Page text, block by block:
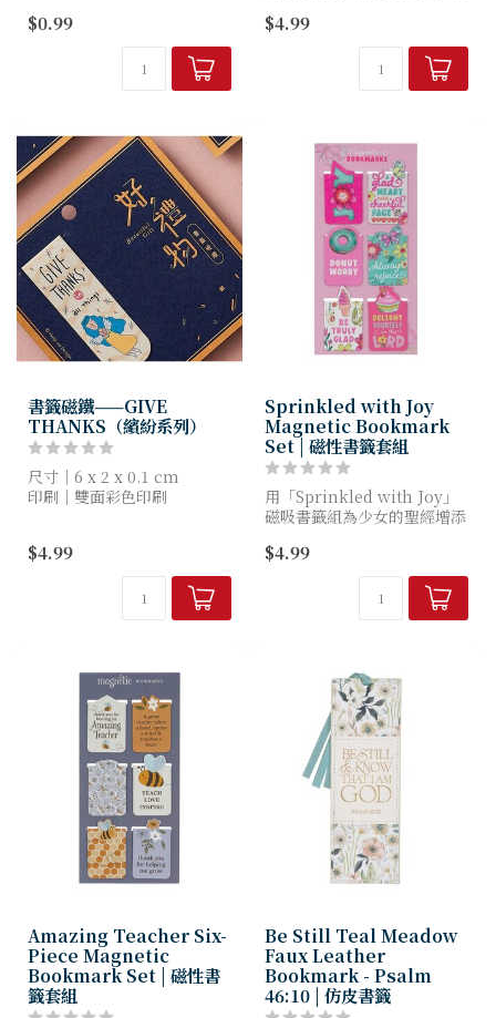
$0.99
之選，同時每日提醒您懷抱神
這款腮紅仿皮書籤採用熱...
$4.99
書籤磁鐵——GIVE
THANKS（繽紛系列）
尺寸｜6 x 2 x 0.1 cm
印刷｜雙面彩色印刷
*背卡兩色為隨機出貨
$4.99
Sprinkled with Joy
Magnetic Bookmark
Set | 磁性書籤套組
用「Sprinkled with Joy」
磁吸書籤組為少女的聖經增添
的奇趣書籤系列，頌揚喜樂、
信心與歡欣的心。每枚書籤皆
是繽紛的提醒，...
$4.99
Amazing Teacher Six-
Piece Magnetic
Bookmark Set | 磁性書
籤套組
Be Still Teal Meadow
Faux Leather
Bookmark - Psalm
46:10 | 仿皮書籤